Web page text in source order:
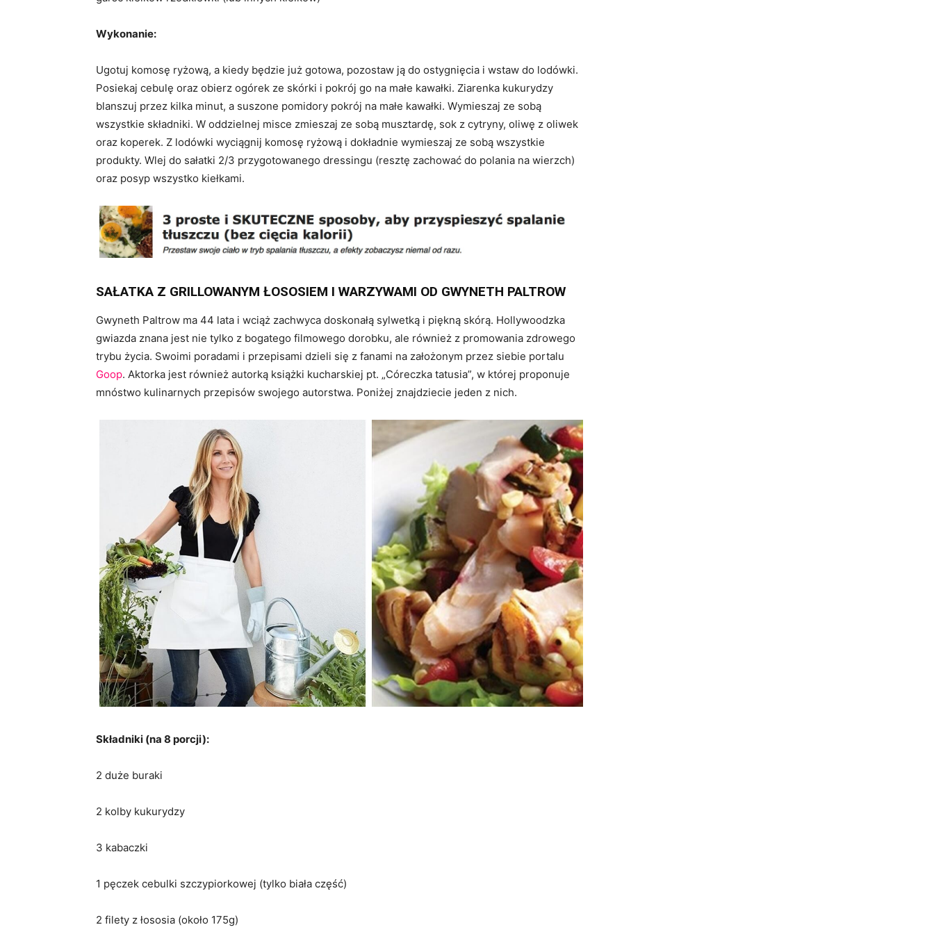
Wykonanie:
Ugotuj komosę ryżową, a kiedy będzie już gotowa, pozostaw ją do ostygnięcia i wstaw do lodówki.
Posiekaj cebulę oraz obierz ogórek ze skórki i pokrój go na małe kawałki. Ziarenka kukurydzy
blanszuj przez kilka minut, a suszone pomidory pokrój na małe kawałki. Wymieszaj ze sobą
wszystkie składniki. W oddzielnej misce zmieszaj ze sobą musztardę, sok z cytryny, oliwę z oliwek
oraz koperek. Z lodówki wyciągnij komosę ryżową i dokładnie wymieszaj ze sobą wszystkie
produkty. Wlej do sałatki 2/3 przygotowanego dressingu (resztę zachować do polania na wierzch)
oraz posyp wszystko kiełkami.
SAŁATKA Z GRILLOWANYM ŁOSOSIEM I WARZYWAMI OD GWYNETH PALTROW
Gwyneth Paltrow ma 44 lata i wciąż zachwyca doskonałą sylwetką i piękną skórą. Hollywoodzka
gwiazda znana jest nie tylko z bogatego filmowego dorobku, ale również z promowania zdrowego
trybu życia. Swoimi poradami i przepisami dzieli się z fanami na założonym przez siebie portalu
Goop. Aktorka jest również autorką książki kucharskiej pt. „Córeczka tatusia”, w której proponuje
mnóstwo kulinarnych przepisów swojego autorstwa. Poniżej znajdziecie jeden z nich.
Składniki (na 8 porcji):
2 duże buraki
2 kolby kukurydzy
3 kabaczki
1 pęczek cebulki szczypiorkowej (tylko biała część)
2 filety z łososia (około 175g)